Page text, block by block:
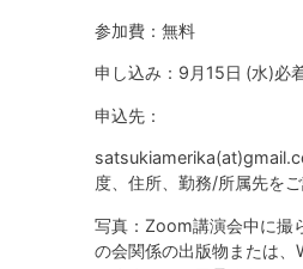
参加費：無料
申し込み：9月15日 (水)必
申込先：
度、住所、勤務/所属先をご
写真：Zoom講演会中に撮
の会関係の出版物または